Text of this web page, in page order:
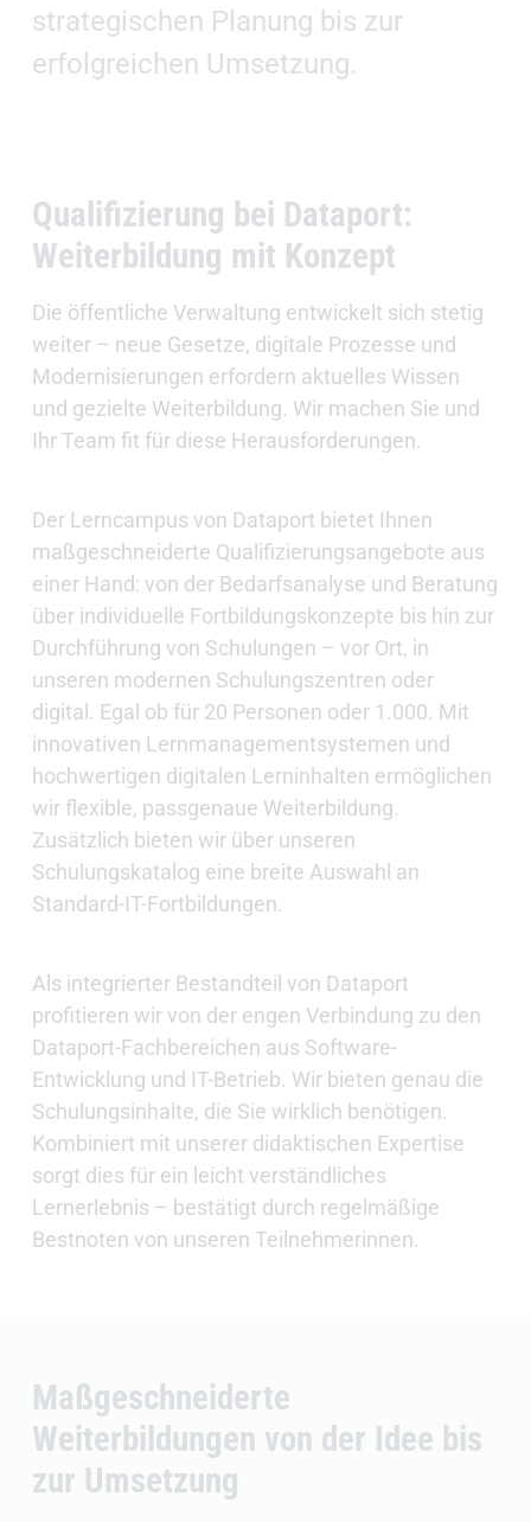
strategischen Planung bis zur
erfolgreichen Umsetzung.
Qualifizierung bei Dataport:
Weiterbildung mit Konzept
Die öffentliche Verwaltung entwickelt sich stetig
weiter – neue Gesetze, digitale Prozesse und
Modernisierungen erfordern aktuelles Wissen
und gezielte Weiterbildung. Wir machen Sie und
Ihr Team fit für diese Herausforderungen.
Der Lerncampus von Dataport bietet Ihnen
maßgeschneiderte Qualifizierungsangebote aus
einer Hand: von der Bedarfsanalyse und Beratung
über individuelle Fortbildungskonzepte bis hin zur
Durchführung von Schulungen – vor Ort, in
unseren modernen Schulungszentren oder
digital. Egal ob für 20 Personen oder 1.000. Mit
innovativen Lernmanagementsystemen und
hochwertigen digitalen Lerninhalten ermöglichen
wir flexible, passgenaue Weiterbildung.
Zusätzlich bieten wir über unseren
Schulungskatalog eine breite Auswahl an
Standard-IT-Fortbildungen.
Als integrierter Bestandteil von Dataport
profitieren wir von der engen Verbindung zu den
Dataport-Fachbereichen aus Software-
Entwicklung und IT-Betrieb. Wir bieten genau die
Schulungsinhalte, die Sie wirklich benötigen.
Kombiniert mit unserer didaktischen Expertise
sorgt dies für ein leicht verständliches
Lernerlebnis – bestätigt durch regelmäßige
Bestnoten von unseren Teilnehmerinnen.
Maßgeschneiderte
Weiterbildungen von der Idee bis
zur Umsetzung